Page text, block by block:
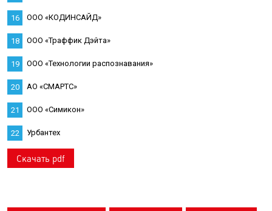
16 ООО «КОДИНСАЙД»
18 ООО «Траффик Дэйта»
19 ООО «Технологии распознавания»
20 АО «СМАРТС»
21 ООО «Симикон»
22 Урбантех
Скачать pdf